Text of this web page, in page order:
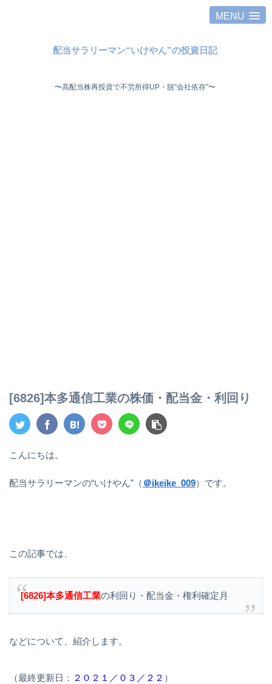
MENU
配当サラリーマン“いけやん”の投資日記 ​
〜高配当株再投資で不労所得UP・脱"会社依存"〜 ​
[6826]本多通信工業の株価・配当金・利回り
こんにちは。
配当サラリーマンの“いけやん”（ ＠ikeike_009）です。
この記事では、
[6826]本多通信工業の利回り・配当金・権利確定月
などについて、紹介します。
（最終更新日： ２０２１／０３／２２ ）